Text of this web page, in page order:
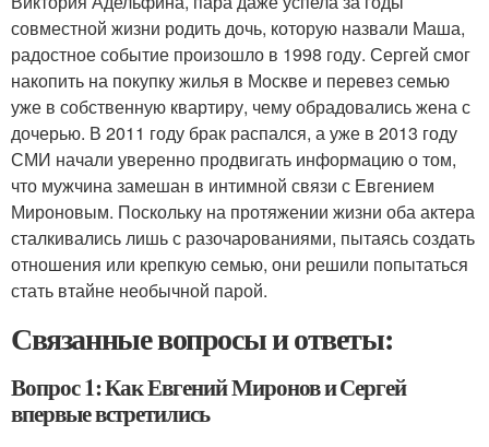
совместной жизни родить дочь, которую назвали Маша,
радостное событие произошло в 1998 году. Сергей смог
накопить на покупку жилья в Москве и перевез семью
уже в собственную квартиру, чему обрадовались жена с
дочерью. В 2011 году брак распался, а уже в 2013 году
СМИ начали уверенно продвигать информацию о том,
что мужчина замешан в интимной связи с Евгением
Мироновым. Поскольку на протяжении жизни оба актера
сталкивались лишь с разочарованиями, пытаясь создать
отношения или крепкую семью, они решили попытаться
стать втайне необычной парой.
Связанные вопросы и ответы:
Вопрос 1: Как Евгений Миронов и Сергей
впервые встретились